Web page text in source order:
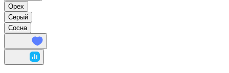
Орех
Серый
Сосна